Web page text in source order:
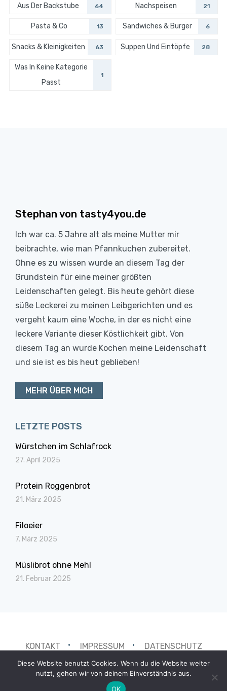
Aus Der Backstube 64 Nachspeisen 21
Pasta & Co 13 Sandwiches & Burger 6
Snacks & Kleinigkeiten 63 Suppen Und Eintöpfe 28
Was In Keine Kategorie
Passt
1
Stephan von tasty4you.de
Ich war ca. 5 Jahre alt als meine Mutter mir
beibrachte, wie man Pfannkuchen zubereitet.
Ohne es zu wissen wurde an diesem Tag der
Grundstein für eine meiner größten
Leidenschaften gelegt. Bis heute gehört diese
süße Leckerei zu meinen Leibgerichten und es
vergeht kaum eine Woche, in der es nicht eine
leckere Variante dieser Köstlichkeit gibt. Von
diesem Tag an wurde Kochen meine Leidenschaft
und sie ist es bis heut geblieben!
MEHR ÜBER MICH
LETZTE POSTS
Würstchen im Schlafrock
27. April 2025
Protein Roggenbrot
21. März 2025
Filoeier
7. März 2025
Müslibrot ohne Mehl
21. Februar 2025
KONTAKT IMPRESSUM DATENSCHUTZ
Copyright © 2026 Tasty 4 you —Cookely Theme
Diese Website benutzt Cookies. Wenn du die Website weiter
nutzt, gehen wir von deinem Einverständnis aus.
OK